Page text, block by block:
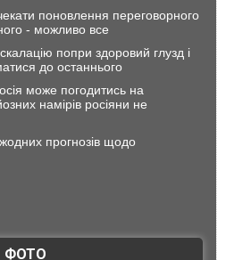
поновлення переговорного
- можливо все
попри здоровий глузд і
до останнього
може погодитись на
намірів росіяни не
прогнозів щодо
ФОТО